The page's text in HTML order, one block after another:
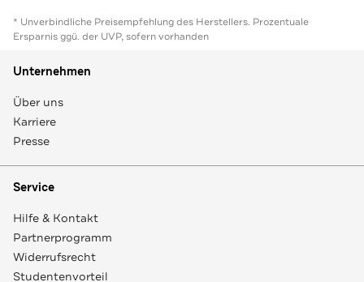
* Unverbindliche Preisempfehlung des Herstellers. Prozentuale
Ersparnis ggü. der UVP, sofern vorhanden
Unternehmen
Über uns
Karriere
Presse
Service
Hilfe & Kontakt
Partnerprogramm
Widerrufsrecht
Studentenvorteil